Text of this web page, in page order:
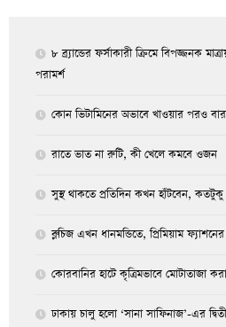
৮ ব্র্যান্ডের ফর্সাকারী ক্রিমে বিপজ্জনক
পরামর্শ
কোন ভিটামিনের অভাবে খাওয়ার পরও
রাতে ভাত না রুটি, কী খেলে কমবে ওজন
সুস্থ থাকতে প্রতিদিন কখন হাঁটবেন, কতটুকু
ব্লুচিজ এখন ধানমন্ডিতে, প্রিমিয়াম
কোরবানির হাটে কৃত্রিমভাবে মোটাতাজা
ঢাকায় চালু হলো ‘সানা সাফিনাজ’-এর